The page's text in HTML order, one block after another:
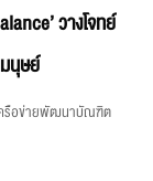
วางโจทย์
นุษย์
ครือข่ายพัฒนาบัณฑิต